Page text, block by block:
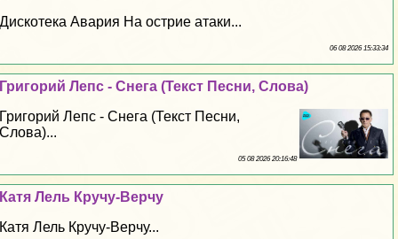
Дискотека Авария На острие атаки...
06 08 2026 15:33:34
Григорий Лепс - Снега (Текст Песни, Слова)
Григорий Лепс - Снега (Текст Песни,
Слова)...
05 08 2026 20:16:48
Катя Лель Кручу-Верчу
Катя Лель Кручу-Верчу...